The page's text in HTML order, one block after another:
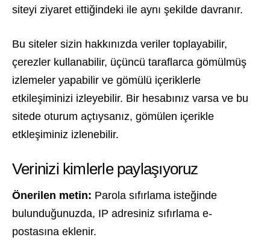
siteyi ziyaret ettiğindeki ile aynı şekilde davranır.
Bu siteler sizin hakkınızda veriler toplayabilir,
çerezler kullanabilir, üçüncü taraflarca gömülmüş
izlemeler yapabilir ve gömülü içeriklerle
etkileşiminizi izleyebilir. Bir hesabınız varsa ve bu
sitede oturum açtıysanız, gömülen içerikle
etkleşiminiz izlenebilir.
Verinizi kimlerle paylaşıyoruz
Önerilen metin: Parola sıfırlama isteğinde
bulunduğunuzda, IP adresiniz sıfırlama e-
postasına eklenir.